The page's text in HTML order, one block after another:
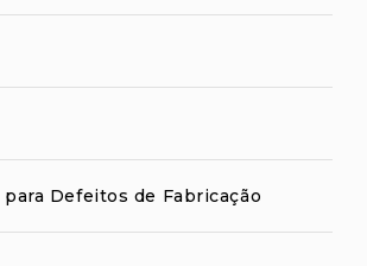
Defeitos de Fabricação